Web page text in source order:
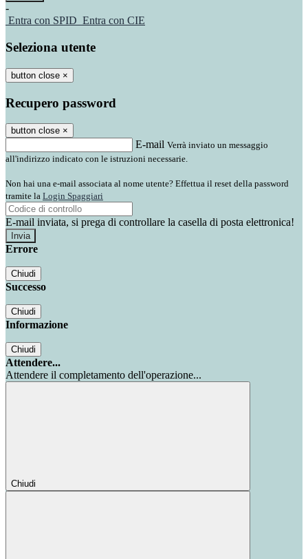
-
Entra con SPID Entra con CIE
Seleziona utente
button close ×
Recupero password
button close ×
E-mail Verrà inviato un messaggio
all'indirizzo indicato con le istruzioni necessarie.
Non hai una e-mail associata al nome utente? Effettua il reset della password
tramite la Login Spaggiari
E-mail inviata, si prega di controllare la casella di posta elettronica!
Errore
Chiudi
Successo
Chiudi
Informazione
Chiudi
Attendere...
Attendere il completamento dell'operazione...
Chiudi